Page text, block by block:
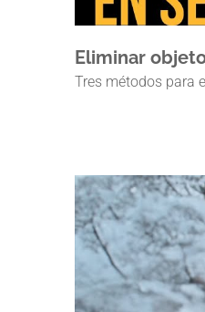
Eliminar
Tres métodos para